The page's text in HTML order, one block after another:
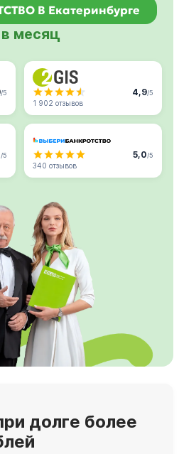
В Екатеринбурге
месяц
/5 4,9/5
1 902 отзывов
/5 5,0/5
340 отзывов
долге более